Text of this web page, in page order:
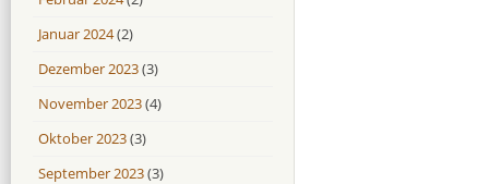
Januar 2024(2)
Dezember 2023(3)
November 2023(4)
Oktober 2023(3)
September 2023(3)